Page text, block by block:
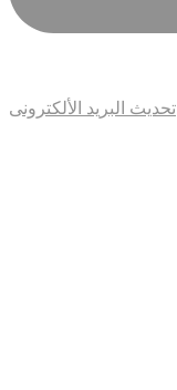
تحديث البريد الألكترونى